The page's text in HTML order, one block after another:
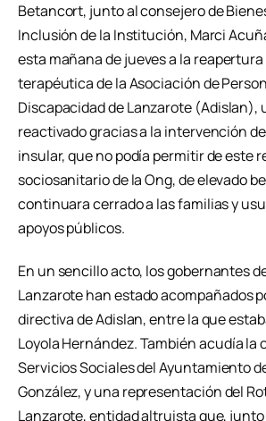
Betancort, junto al consejero de
Inclusión de la Institución, Marci
esta mañana de jueves a la
terapéutica de la Asociación de
Discapacidad de Lanzarote (Adislan),
reactivado gracias a la intervención
insular, que no podía permitir de este
sociosanitario de la Ong, de elevado
continuara cerrado a las familias y
apoyos públicos.
En un sencillo acto, los gobernantes
Lanzarote han estado acompañados
directiva de Adislan, entre la que
Loyola Hernández. También acudía la
Servicios Sociales del Ayuntamiento
González, y una representación del
Lanzarote, entidad altruista que,